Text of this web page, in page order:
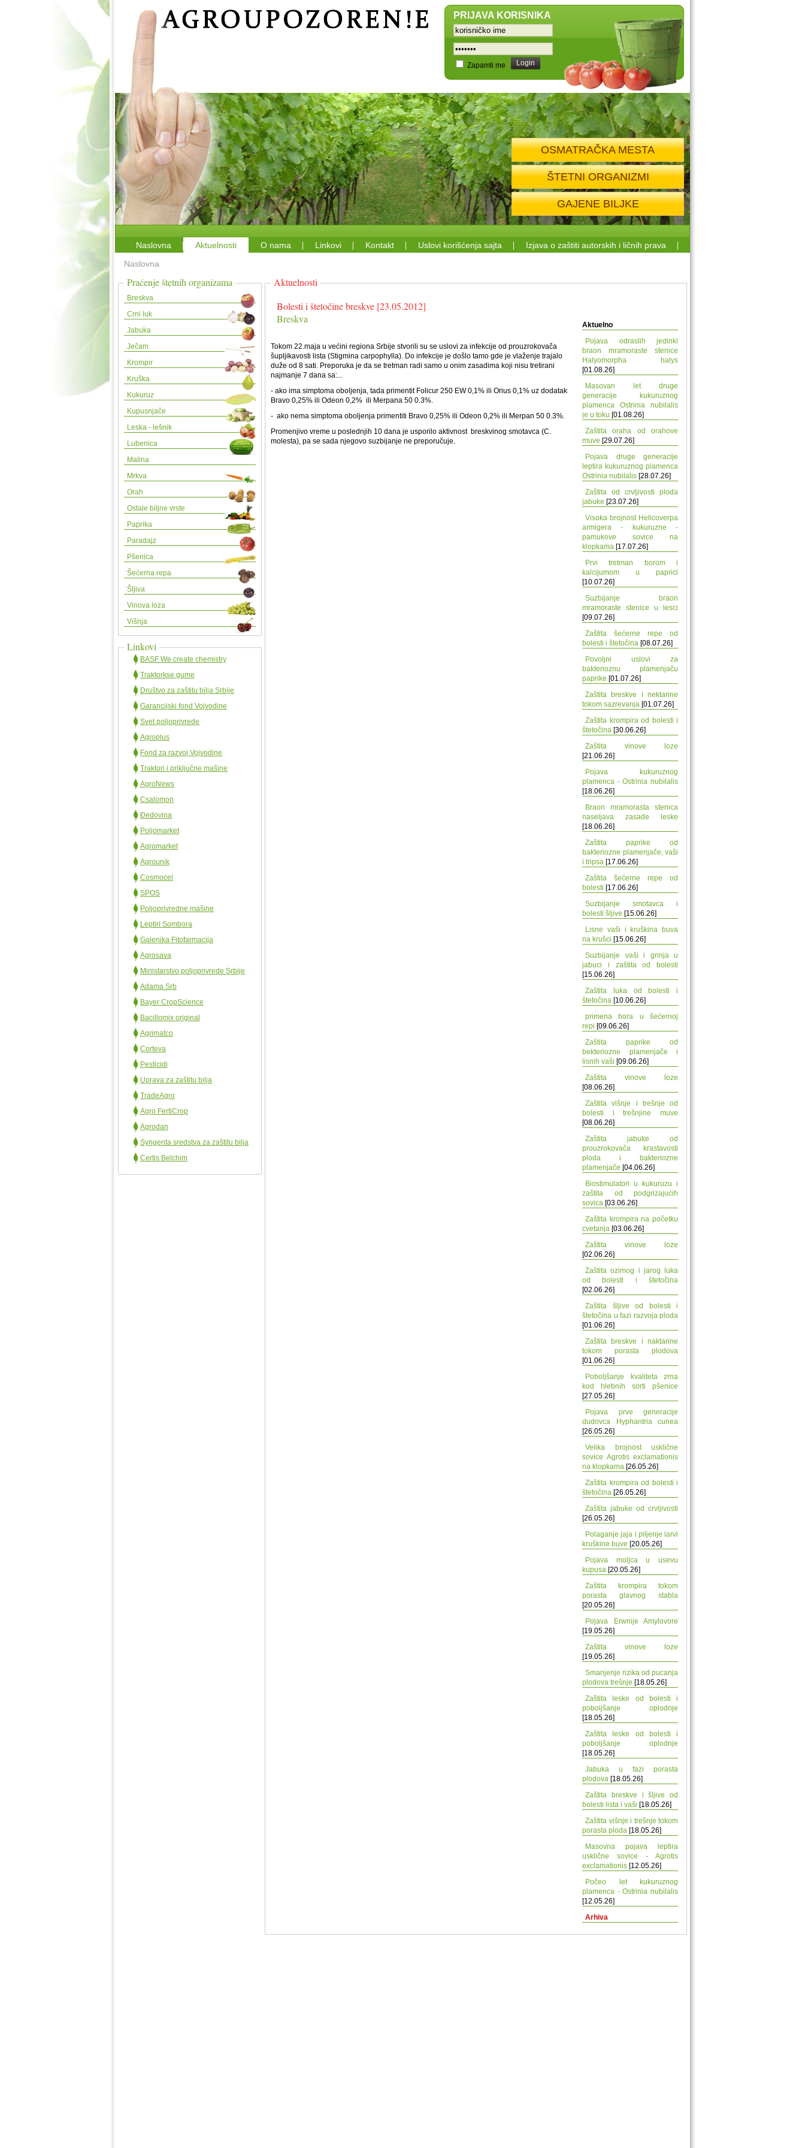
PRIJAVA KORISNIKA
Zapamti me Login
OSMATRAČKA MESTA
ŠTETNI ORGANIZMI
GAJENE BILJKE
Naslovna Aktuelnosti O nama Linkovi Kontakt Uslovi korišćenja sajta
Izjava o zaštiti autorskih i ličnih prava
Naslovna
Praćenje štetnih organizama
Breskva
Crni luk
Jabuka
Ječam
Krompir
Kruška
Kukuruz
Kupusnjače
Leska - lešnik
Lubenica
Malina
Mrkva
Orah
Ostale biljne vrste
Paprika
Paradajz
Pšenica
Šećerna repa
Šljiva
Vinova loza
Višnja
Linkovi
BASF We create chemistry
Traktorkse gume
Društvo za zaštitu bilja Srbije
Garancijski fond Vojvodine
Svet poljoprivrede
Agroplus
Fond za razvoj Vojvodine
Traktori i priključne mašine
AgroNews
Csalomon
Đedovina
Poljomarket
Agromarket
Agrounik
Cosmocel
SPOS
Poljoprivredne mašine
Leptiri Sombora
Galenika Fitofarmacija
Agrosava
Ministarstvo poljoprivrede Srbije
Adama Srb
Bayer CropScience
Bacillomix original
Agrimatco
Corteva
Pesticidi
Uprava za zaštitu bilja
TradeAgro
Agro FertiCrop
Agrodan
Syngenta sredstva za zaštitu bilja
Certis Belchim
Aktuelnosti
Bolesti i štetočine breskve [23.05.2012]
Breskva
Tokom 22.maja u većini regiona Srbije stvorili su se uslovi za infekcije od prouzrokovača
šupljikavosti lista (Stigmina carpophylla). Do infekcije je došlo tamo gde je vlaženje trajalo
duže od 8 sati. Preporuka je da se tretman radi samo u onim zasadima koji nisu tretirani
najmanje 7 dana sa:...
- ako ima simptoma oboljenja, tada primentit Folicur 250 EW 0,1% ili Orius 0,1% uz dodatak
Bravo 0,25% ili Odeon 0,2% ili Merpana 50 0.3%.
- ako nema simptoma oboljenja primentiti Bravo 0,25% ili Odeon 0,2% ili Merpan 50 0.3%.
Promenjivo vreme u poslednjih 10 dana je usporilo aktivnost breskvinog smotavca (C.
molesta), pa se sada njegovo suzbijanje ne preporučuje.
Aktuelno
Pojava odraslih jedinki
braon mramoraste stenice
Halyomorpha halys
[01.08.26]
Masovan let druge
generacije kukuruznog
plamenca Ostrinia nubilalis
je u toku [01.08.26]
Zaštita oraha od orahove
muve [29.07.26]
Pojava druge generacije
leptira kukuruznog plamenca
Ostrinia nubilalis [28.07.26]
Zaštita od crvljivosti ploda
jabuke [23.07.26]
Visoka brojnost Helicoverpa
armigera - kukuruzne -
pamukove sovice na
klopkama [17.07.26]
Prvi tretman borom i
kalcijumom u paprici
[10.07.26]
Suzbijanje braon
mramoraste stenice u lesci
[09.07.26]
Zaštita šećerne repe od
bolesti i štetočina [08.07.26]
Povoljni uslovi za
bakterioznu plamenjaču
paprike [01.07.26]
Zaštita breskve i nektarine
tokom sazrevanja [01.07.26]
Zaštita krompira od bolesti i
štetočina [30.06.26]
Zaštita vinove loze
[21.06.26]
Pojava kukuruznog
plamenca - Ostrinia nubilalis
[18.06.26]
Braon mramorasta stenica
naseljava zasade leske
[18.06.26]
Zaštita paprike od
bakteriozne plamenjače, vaši
i tripsa [17.06.26]
Zaštita šećerne repe od
bolesti [17.06.26]
Suzbijanje smotavca i
bolesti šljive [15.06.26]
Lisne vaši i kruškina buva
na krušci [15.06.26]
Suzbijanje vaši i grinja u
jabuci i zaštita od bolesti
[15.06.26]
Zaštita luka od bolesti i
štetočina [10.06.26]
primena bora u šećernoj
repi [09.06.26]
Zaštita paprike od
bekteriozne plamenjače i
lisnih vaši [09.06.26]
Zaštita vinove loze
[08.06.26]
Zaštita višnje i trešnje od
bolesti i trešnjine muve
[08.06.26]
Zaštita jabuke od
prouzrokovača krastavosti
ploda i bakteriozne
plamenjače [04.06.26]
Biostimulatori u kukuruzu i
zaštita od podgrizajućih
sovica [03.06.26]
Zaštita krompira na početku
cvetanja [03.06.26]
Zaštita vinove loze
[02.06.26]
Zaštita ozimog i jarog luka
od bolesti i štetočina
[02.06.26]
Zaštita šljive od bolesti i
štetočina u fazi razvoja ploda
[01.06.26]
Zaštita breskve i naktarine
tokom porasta plodova
[01.06.26]
Poboljšanje kvaliteta zrna
kod hlebnih sorti pšenice
[27.05.26]
Pojava prve generacije
dudovca Hyphantria cunea
[26.05.26]
Velika brojnost usklične
sovice Agrotis exclamationis
na klopkama [26.05.26]
Zaštita krompira od bolesti i
štetočina [26.05.26]
Zaštita jabuke od crvljivosti
[26.05.26]
Polaganje jaja i piljenje larvi
kruškine buve [20.05.26]
Pojava moljca u usevu
kupusa [20.05.26]
Zaštita krompira tokom
porasta glavnog stabla
[20.05.26]
Pojava Erwnije Amylovore
[19.05.26]
Zaštita vinove loze
[19.05.26]
Smanjenje rizika od pucanja
plodova trešnje [18.05.26]
Zaštita leske od bolesti i
poboljšanje oplodnje
[18.05.26]
Zaštita leske od bolesti i
poboljšanje oplodnje
[18.05.26]
Jabuka u fazi porasta
plodova [18.05.26]
Zaštita breskve i šljive od
bolesti lista i vaši [18.05.26]
Zaštita višnje i trešnje tokom
porasta ploda [18.05.26]
Masovna pojava leptira
usklične sovice - Agrotis
exclamationis [12.05.26]
Počeo let kukuruznog
plamenca - Ostrinia nubilalis
[12.05.26]
Arhiva